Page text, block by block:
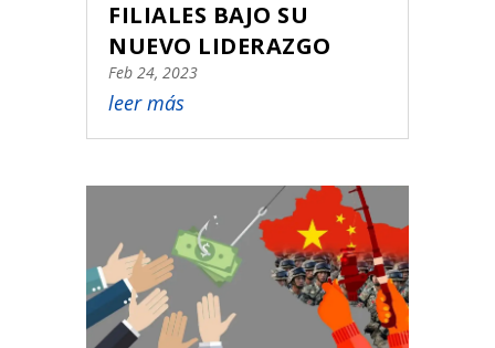
FILIALES BAJO SU
NUEVO LIDERAZGO
Feb 24, 2023
leer más